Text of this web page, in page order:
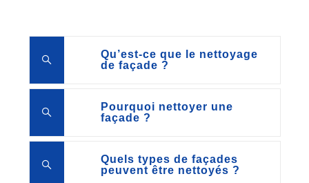
Qu’est-ce que le nettoyage
de façade ?
Pourquoi nettoyer une
façade ?
Quels types de façades
peuvent être nettoyés ?